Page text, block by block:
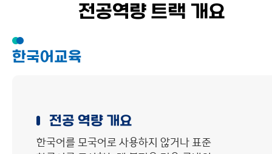
학생활동
교수진
교육목표 및 전공역량
전공역량 트랙 개요
한국어교육
전공 역량 개요
한국어를 모국어로 사용하지 않거나 표준